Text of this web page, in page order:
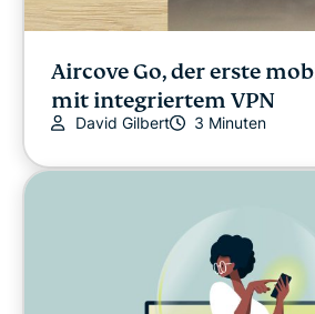
Tipps & Tricks
Video
VPN-Anleitungen
Aircove Go, der erste
mit integriertem VPN
David Gilbert 3 Minuten